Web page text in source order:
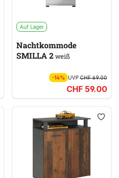
Auf Lager
Nachtkommode
SMILLA 2weiß
-14% UVPCHF 69.00
CHF 59.00